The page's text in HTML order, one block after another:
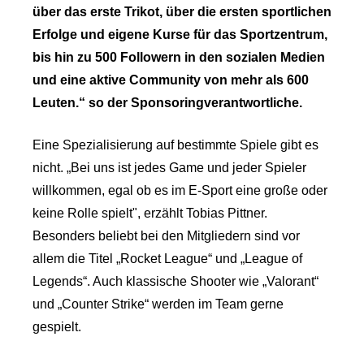
über das erste Trikot, über die ersten sportlichen
Erfolge und eigene Kurse für das Sportzentrum,
bis hin zu 500 Followern in den sozialen Medien
und eine aktive Community von mehr als 600
Leuten.“ so der Sponsoringverantwortliche.
Eine Spezialisierung auf bestimmte Spiele gibt es
nicht. „Bei uns ist jedes Game und jeder Spieler
willkommen, egal ob es im E-Sport eine große oder
keine Rolle spielt", erzählt Tobias Pittner.
Besonders beliebt bei den Mitgliedern sind vor
allem die Titel „Rocket League“ und „League of
Legends“. Auch klassische Shooter wie „Valorant“
und „Counter Strike“ werden im Team gerne
gespielt.